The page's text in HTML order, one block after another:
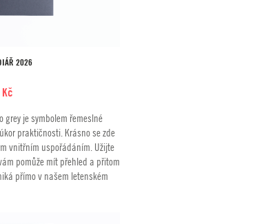
2026
KčRozpětí
490,00 Kč
až
580,00 Kč
grey je symbolem řemeslné
praktičnosti. Krásno se zde
vnitřním uspořádáním. Užijte
pomůže mít přehled a přitom
přímo v našem letenském